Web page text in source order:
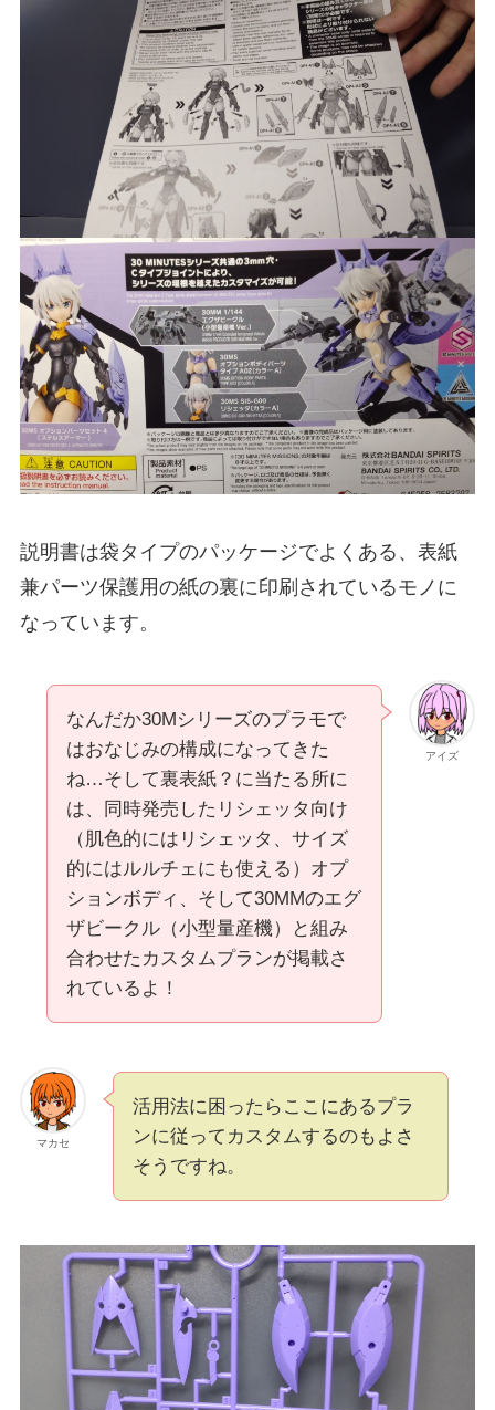
説明書は袋タイプのパッケージでよくある、表紙
兼パーツ保護用の紙の裏に印刷されているモノに
なっています。
アイズ
なんだか30Mシリーズのプラモで
はおなじみの構成になってきた
ね…そして裏表紙？に当たる所に
は、同時発売したリシェッタ向け
（肌色的にはリシェッタ、サイズ
的にはルルチェにも使える）オプ
ションボディ、そして30MMのエグ
ザビークル（小型量産機）と組み
合わせたカスタムプランが掲載さ
れているよ！
マカセ
活用法に困ったらここにあるプラ
ンに従ってカスタムするのもよさ
そうですね。